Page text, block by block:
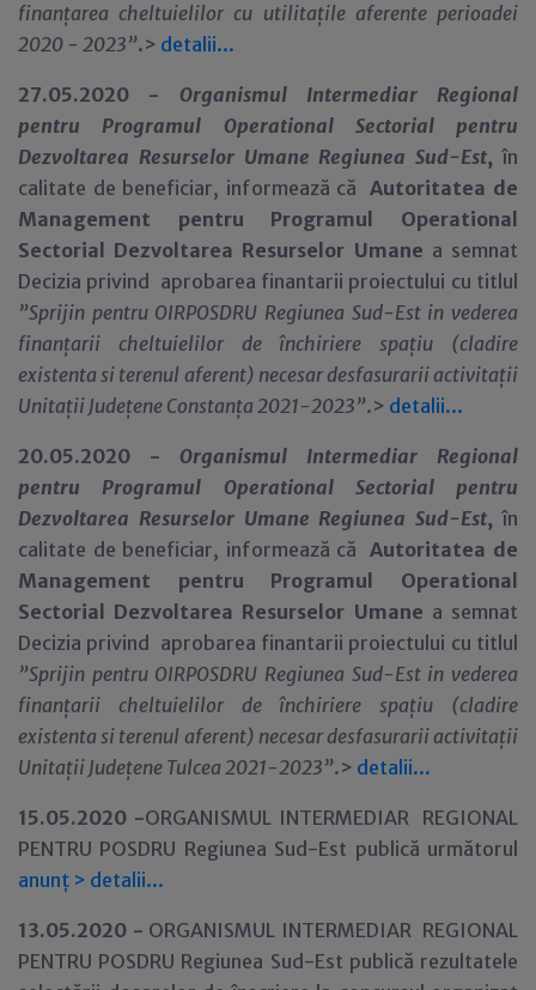
finanțarea cheltuielilor cu utilitațile aferente perioadei
2020 - 2023”.> detalii...
27.05.2020 - Organismul Intermediar Regional
pentru Programul Operational Sectorial pentru
Dezvoltarea Resurselor Umane Regiunea Sud-Est, în
calitate de beneficiar, informează că Autoritatea de
Management pentru Programul Operational
Sectorial Dezvoltarea Resurselor Umane a semnat
Decizia privind aprobarea finantarii proiectului cu titlul
”Sprijin pentru OIRPOSDRU Regiunea Sud-Est in vederea
finanțarii cheltuielilor de închiriere spațiu (cladire
existenta si terenul aferent) necesar desfasurarii activitații
Unitații Județene Constanța 2021-2023”.> detalii...
20.05.2020 - Organismul Intermediar Regional
pentru Programul Operational Sectorial pentru
Dezvoltarea Resurselor Umane Regiunea Sud-Est, în
calitate de beneficiar, informează că Autoritatea de
Management pentru Programul Operational
Sectorial Dezvoltarea Resurselor Umane a semnat
Decizia privind aprobarea finantarii proiectului cu titlul
”Sprijin pentru OIRPOSDRU Regiunea Sud-Est in vederea
finanțarii cheltuielilor de închiriere spațiu (cladire
existenta si terenul aferent) necesar desfasurarii activitații
Unitații Județene Tulcea 2021-2023”.> detalii...
15.05.2020 -ORGANISMUL INTERMEDIAR REGIONAL
PENTRU POSDRU Regiunea Sud-Est publică următorul
anunț > detalii...
13.05.2020 - ORGANISMUL INTERMEDIAR REGIONAL
PENTRU POSDRU Regiunea Sud-Est publică rezultatele